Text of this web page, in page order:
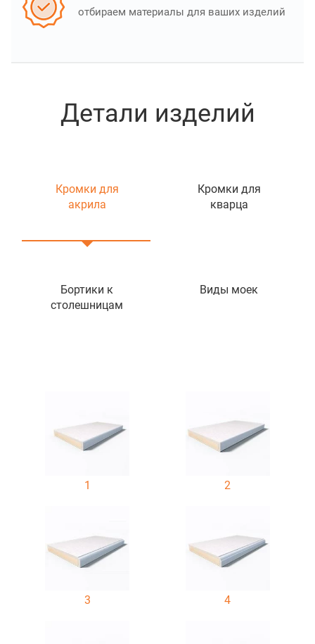
отбираем материалы для ваших изделий
Детали изделий
Кромки для
акрила
Кромки для
кварца
Бортики к
столешницам
Виды моек
1 2
3 4